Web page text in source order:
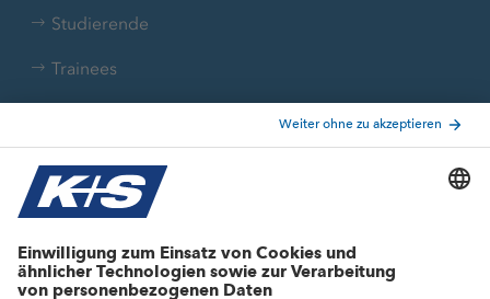
Studierende
Trainees
Aktuelle Themen
Stellenangebote
Wachstumsprojekte
Innovation